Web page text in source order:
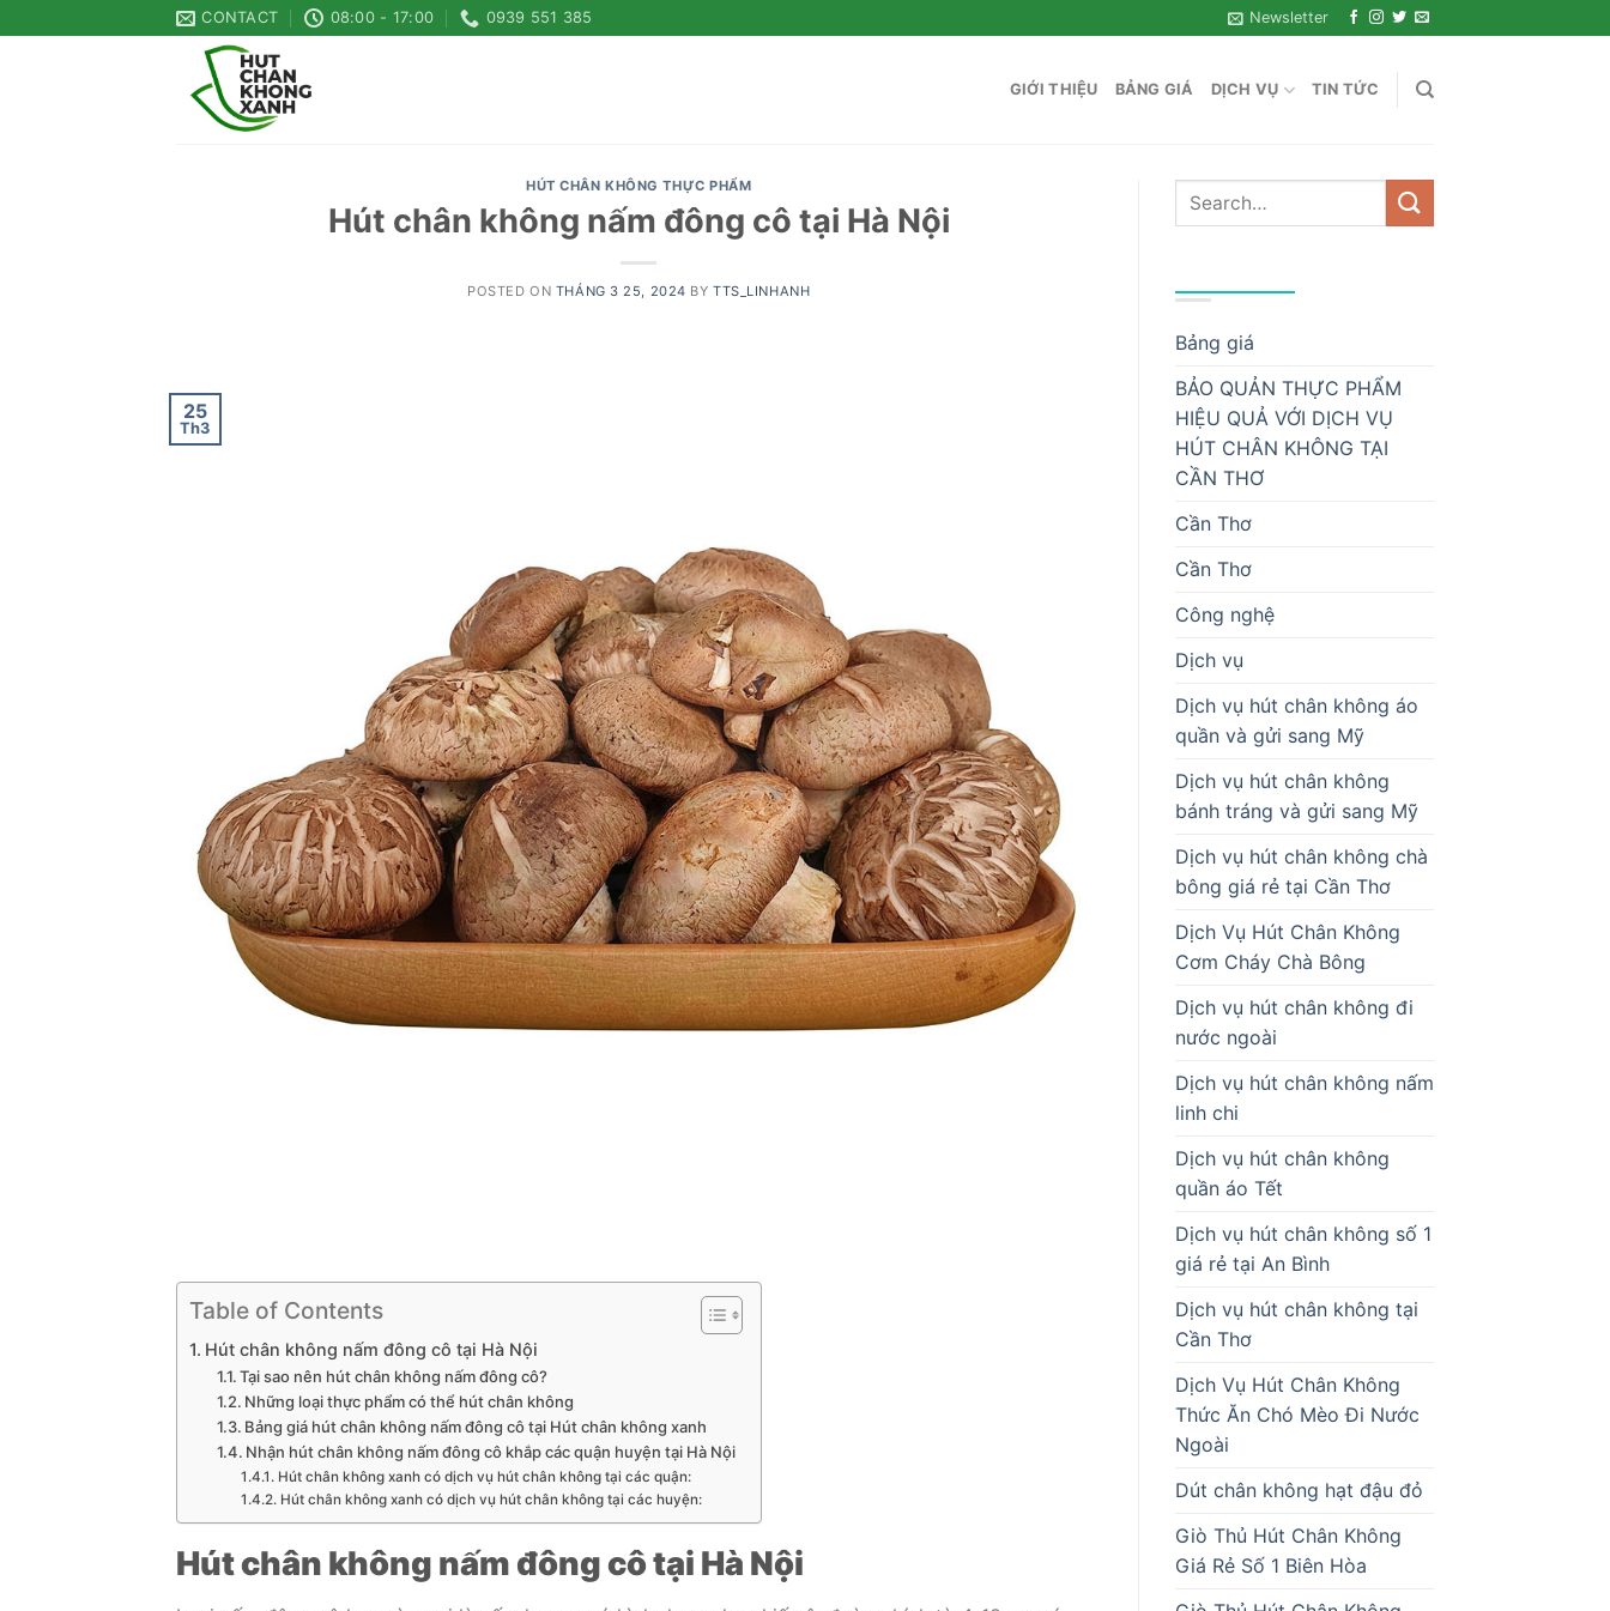
to
CONTACT 08:00 - 17:00 0939 551 385 Newsletter
GIỚI THIỆU BẢNG GIÁ DỊCH VỤ TIN TỨC
HÚT CHÂN KHÔNG THỰC PHẨM
Hút chân không nấm đông cô tại Hà Nội
POSTED ON THÁNG 3 25, 2024 BYTTS_LINHANH
25
Th3
Table of Contents
Hút chân không nấm đông cô tại Hà Nội
Tại sao nên hút chân không nấm đông cô?
Những loại thực phẩm có thể hút chân không
Bảng giá hút chân không nấm đông cô tại Hút chân không xanh
Nhận hút chân không nấm đông cô khắp các quận huyện tại Hà Nội
Hút chân không xanh có dịch vụ hút chân không tại các quận:
Hút chân không xanh có dịch vụ hút chân không tại các huyện:
Hút chân không nấm đông cô tại Hà Nội
Bảng giá
BẢO QUẢN THỰC PHẨM
HIỆU QUẢ VỚI DỊCH VỤ
HÚT CHÂN KHÔNG TẠI
CẦN THƠ
Cần Thơ
Cần Thơ
Công nghệ
Dịch vụ
Dịch vụ hút chân không áo
quần và gửi sang Mỹ
Dịch vụ hút chân không
bánh tráng và gửi sang Mỹ
Dịch vụ hút chân không chà
bông giá rẻ tại Cần Thơ
Dịch Vụ Hút Chân Không
Cơm Cháy Chà Bông
Dịch vụ hút chân không đi
nước ngoài
Dịch vụ hút chân không nấm
linh chi
Dịch vụ hút chân không
quần áo Tết
Dịch vụ hút chân không số 1
giá rẻ tại An Bình
Dịch vụ hút chân không tại
Cần Thơ
Dịch Vụ Hút Chân Không
Thức Ăn Chó Mèo Đi Nước
Ngoài
Dút chân không hạt đậu đỏ
Giò Thủ Hút Chân Không
Giá Rẻ Số 1 Biên Hòa